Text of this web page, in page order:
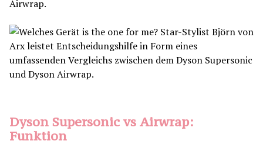
Dyson Supersonic vs Airwrap:
Funktion